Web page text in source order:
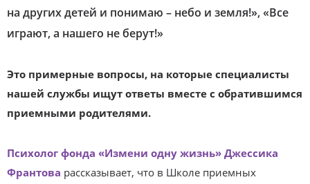
на других детей и понимаю – небо и земля!», «Все
играют, а нашего не берут!»
Это примерные вопросы, на которые специалисты
нашей службы ищут ответы вместе с обратившимся
приемными родителями.
Психолог фонда «Измени одну жизнь» Джессика
Франтова рассказывает, что в Школе приемных